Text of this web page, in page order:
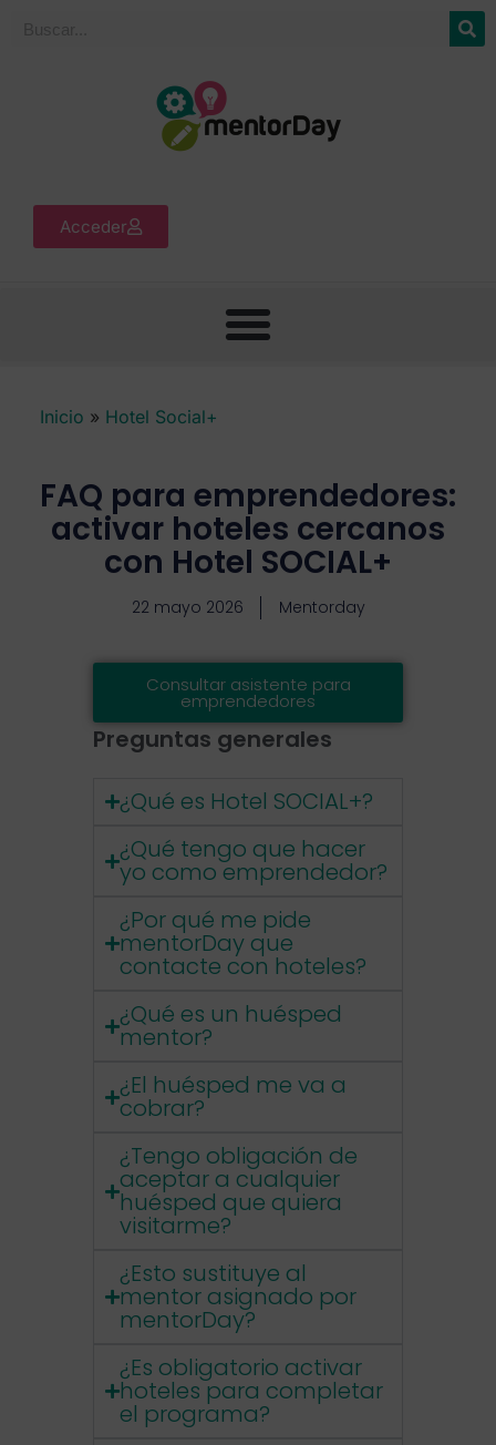
Acceder
Inicio » Hotel Social+
FAQ para emprendedores:
activar hoteles cercanos
con Hotel SOCIAL+
22 mayo 2026 Mentorday
Consultar asistente para
emprendedores
Preguntas generales
¿Qué es Hotel SOCIAL+?
¿Qué tengo que hacer
yo como emprendedor?
¿Por qué me pide
mentorDay que
contacte con hoteles?
¿Qué es un huésped
mentor?
¿El huésped me va a
cobrar?
¿Tengo obligación de
aceptar a cualquier
huésped que quiera
visitarme?
¿Esto sustituye al
mentor asignado por
mentorDay?
¿Es obligatorio activar
hoteles para completar
el programa?